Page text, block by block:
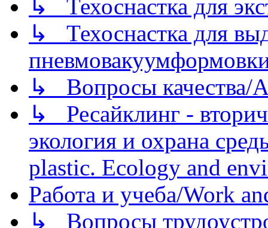
↳ Техоснастка для
↳ Техоснастка для
↳ Вопросы качества/
↳ Ресайклинг -
экология и охрана
plastic. Ecology and
Работа и учеба/Work
↳ Вопросы